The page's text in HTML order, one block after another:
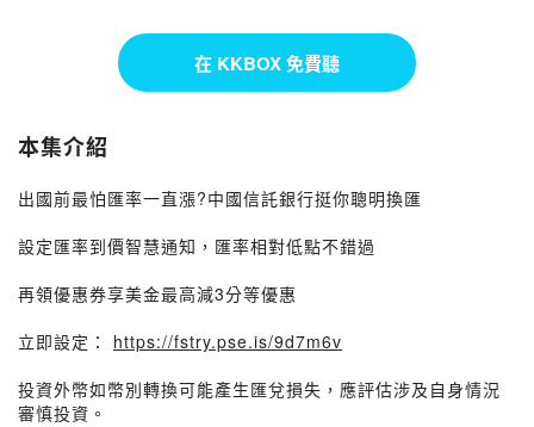
在 KKBOX 免費聽
本集介紹
出國前最怕匯率一直漲?中國信託銀行挺你聰明換匯
設定匯率到價智慧通知，匯率相對低點不錯過
再領優惠券享美金最高減3分等優惠
立即設定： https://fstry.pse.is/9d7m6v
投資外幣如幣別轉換可能產生匯兌損失，應評估涉及自身情況
審慎投資。